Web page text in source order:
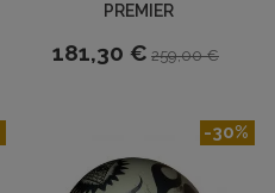
PREMIER
181,30 € 259,00 €
-30%